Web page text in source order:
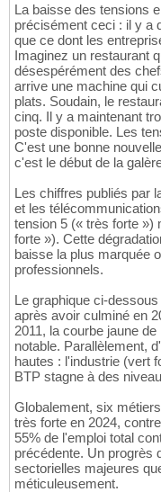
La baisse des tensions
précisément ceci : il y a
que ce dont les
Imaginez un restaurant
désespérément des
arrive une machine qui
plats. Soudain, le
cinq. Il y a maintenant
poste disponible. Les
C'est une bonne
c'est le début de la
Les chiffres publiés par
et les
tension 5 (« très forte »)
forte »). Cette
baisse la plus marquée
professionnels.
Le graphique ci-
après avoir culminé en
2011, la courbe jaune
notable. Parallèlement,
hautes : l'industrie (vert
BTP stagne à des
Globalement, six
très forte en 2024,
55% de l'emploi total
précédente. Un progrès
sectorielles majeures
méticuleusement.